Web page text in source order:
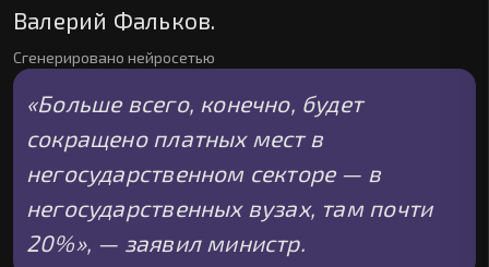
Валерий Фальков.
Сгенерировано нейросетью
«Больше всего, конечно, будет
сокращено платных мест в
негосударственном секторе — в
негосударственных вузах, там почти
20%», — заявил министр.